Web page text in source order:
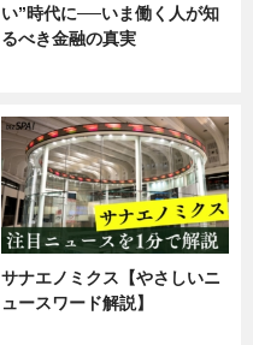
い”時代に──いま働く人が知
るべき金融の真実
サナエノミクス【やさしいニ
ュースワード解説】